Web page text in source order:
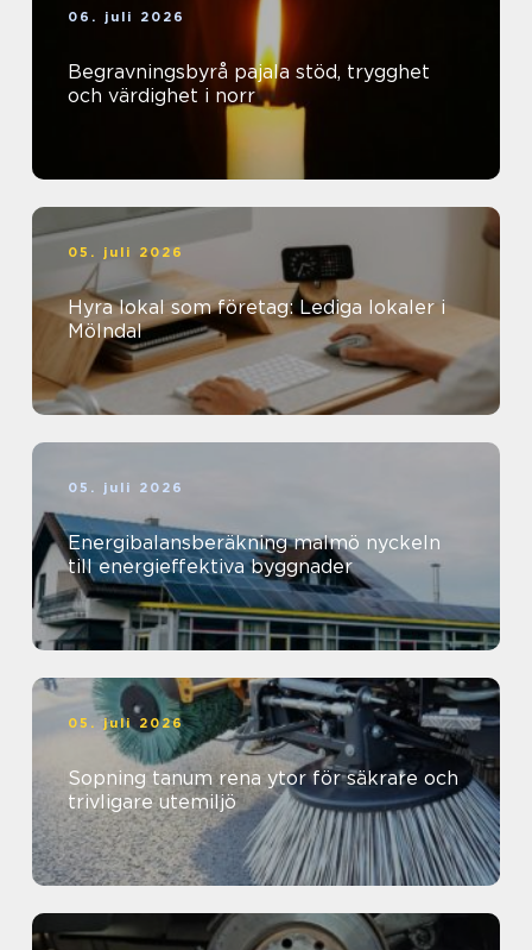
06. juli 2026
Begravningsbyrå pajala stöd, trygghet
och värdighet i norr
05. juli 2026
Hyra lokal som företag: Lediga lokaler i
Mölndal
05. juli 2026
Energibalansberäkning malmö nyckeln
till energieffektiva byggnader
05. juli 2026
Sopning tanum rena ytor för säkrare och
trivligare utemiljö